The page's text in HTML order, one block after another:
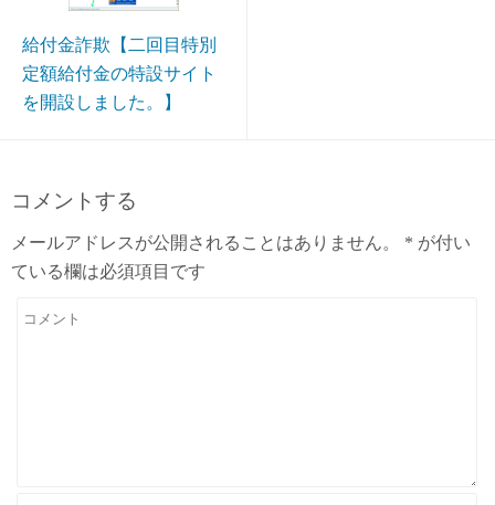
給付金詐欺【二回目特別
定額給付金の特設サイト
を開設しました。】
コメントする
メールアドレスが公開されることはありません。 * が付い
ている欄は必須項目です